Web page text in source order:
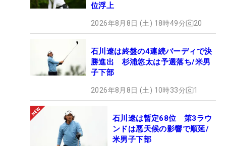
位浮上
2026年8月8日 (土) 18時49分 20
石川遼は終盤の4連続バーディで決
勝進出 杉浦悠太は予選落ち/米男
子下部
2026年8月8日 (土) 10時33分 1
石川遼は暫定68位 第3ラウ
ンドは悪天候の影響で順延/
米男子下部